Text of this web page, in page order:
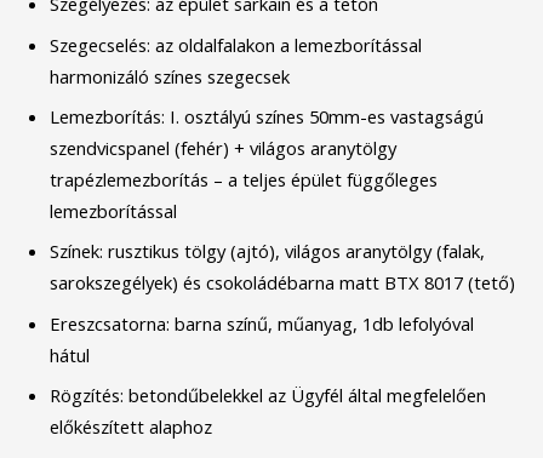
Szegecselés: az oldalfalakon a lemezborítással
harmonizáló színes szegecsek
Lemezborítás: I. osztályú színes 50mm-es vastagságú
szendvicspanel (fehér) + világos aranytölgy
trapézlemezborítás – a teljes épület függőleges
lemezborítással
Színek: rusztikus tölgy (ajtó), világos aranytölgy (falak,
sarokszegélyek) és csokoládébarna matt BTX 8017 (tető)
Ereszcsatorna: barna színű, műanyag, 1db lefolyóval
hátul
Rögzítés: betondűbelekkel az Ügyfél által megfelelően
előkészített alaphoz